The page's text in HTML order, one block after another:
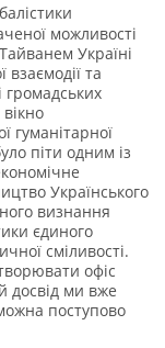
можливості
Україні
та
громадських
гуманітарної
піти одним із
Українського
визнання
єдиного
сміливості.
офіс
досвід ми вже
поступово